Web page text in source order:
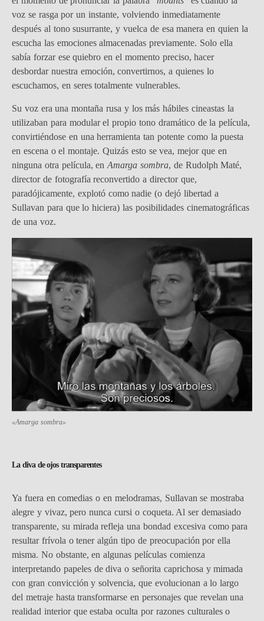
voz se rasga por un instante, volviendo inmediatamente
después al tono susurrante, y vuelca de esa manera en quien la
escucha las emociones almacenadas previamente. Solo ella
sabía forzar ese quiebro en el momento preciso, hacer
desbordar nuestra emoción, convertirnos, a quienes lo
escuchamos, en seres totalmente vulnerables.
Su voz era una montaña rusa y los más hábiles cineastas la
utilizaban para modular el propio tono dramático de la película,
convirtiéndose en una herramienta tan potente como la puesta
en escena o el montaje. Quizás esto se vea, mejor que en
ninguna otra película, enAmarga sombra, de Rudolph Maté,
director de fotografía reconvertido a director que,
paradójicamente, explotó como nadie (o dejó libertad a
Sullavan para que lo hiciera) las posibilidades cinematográficas
de una voz.
«Amarga sombra»
La diva de ojos transparentes
Ya fuera en comedias o en melodramas, Sullavan se mostraba
alegre y vivaz, pero nunca cursi o coqueta. Al ser demasiado
transparente, su mirada refleja una bondad excesiva como para
resultar frívola o tener algún tipo de preocupación por ella
misma. No obstante, en algunas películas comienza
interpretando papeles de diva o señorita caprichosa y mimada
con gran convicción y solvencia, que evolucionan a lo largo
del metraje hasta transformarse en personajes que revelan una
realidad interior que estaba oculta por razones culturales o